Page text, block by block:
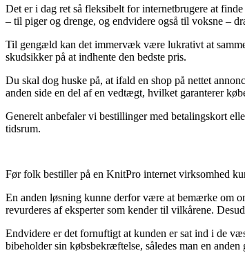
Det er i dag ret så fleksibelt for internetbrugere at
– til piger og drenge, og endvidere også til voksne –
Til gengæld kan det immervæk være lukrativt at
skudsikker på at indhente den bedste pris.
Du skal dog huske på, at ifald en shop på nettet
anden side en del af en vedtægt, hvilket garanterer
Generelt anbefaler vi bestillinger med betalingskort
tidsrum.
Før folk bestiller på en KnitPro internet virksomhed
En anden løsning kunne derfor være at bemærke om
revurderes af eksperter som kender til vilkårene.
Endvidere er det fornuftigt at kunden er sat ind i de
bibeholder sin købsbekræftelse, således man en